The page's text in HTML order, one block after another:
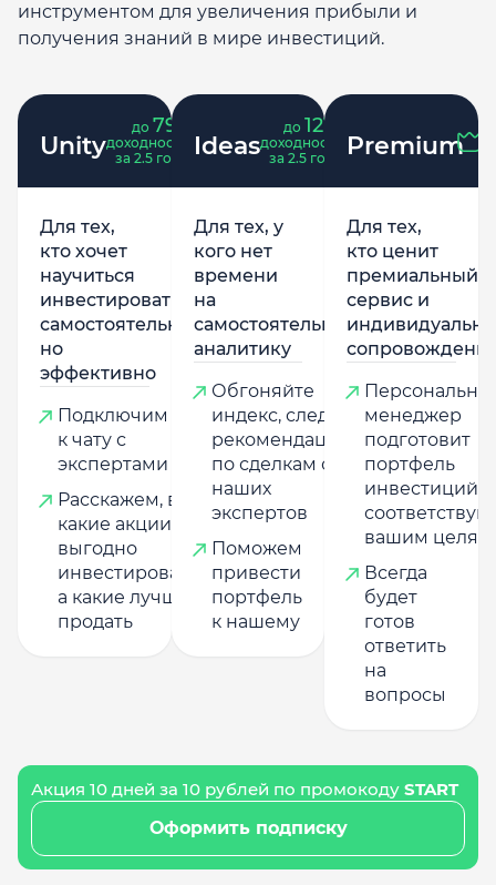
инструментом для увеличения прибыли и
получения знаний в мире инвестиций.
Unity
до 79
доходность
за 2.5 года
Для тех,
кто хочет
научиться
инвестировать
самостоятельно,
но
эффективно
Подключим
к чату с
экспертами
Расскажем, в
какие акции
выгодно
инвестировать,
а какие лучше
продать
Ideas
до 121
доходность
за 2.5 года
Для тех, у
кого нет
времени
на
самостоятельную
аналитику
Обгоняйте
индекс, следуя
рекомендациям
по сделкам от
наших
экспертов
Поможем
привести
портфель
к нашему
Premium
Для тех,
кто ценит
премиальный
сервис и
менеджер
подготовит
портфель
инвестиций,
вашим целям
Всегда
будет
готов
ответить
на
вопросы
Акция 10 дней за 10 рублей по промокоду START
Оформить подписку